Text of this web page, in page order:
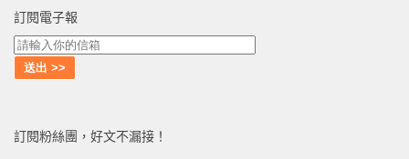
訂閱電子報
訂閱粉絲團，好文不漏接！